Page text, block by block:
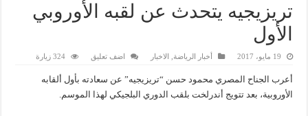
تريزيجيه يتحدث عن لقبه الأوروبي
الأول
19 مايو، 2017 أخبار الرياضة, الاخبار اضف تعليق 324 زيارة
أعرب الجناح المصري محمود حسن “تريزيجيه” عن سعادته بأول ألقابه
الأوروبية، بعد تتويج أندرلخت بلقب الدوري البلجيكي لهذا الموسم.